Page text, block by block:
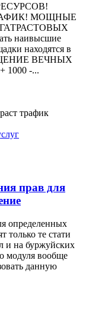
МОЩНЫЕ
наивысшие
находятся в
ВЕЧНЫХ
-...
трафик
прав для
определенных
только те стати
и на буржуйских
модуля вообще
данную